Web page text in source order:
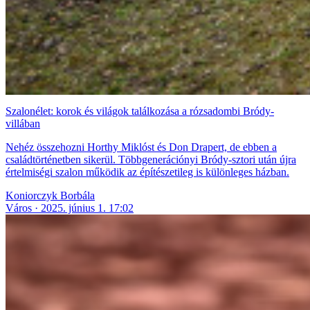
Szalonélet: korok és világok találkozása a rózsadombi Bródy-
villában
Nehéz összehozni Horthy Miklóst és Don Drapert, de ebben a
családtörténetben sikerül. Többgenerációnyi Bródy-sztori után újra
értelmiségi szalon működik az építészetileg is különleges házban.
Koniorczyk Borbála
Város
2025. június 1. 17:02